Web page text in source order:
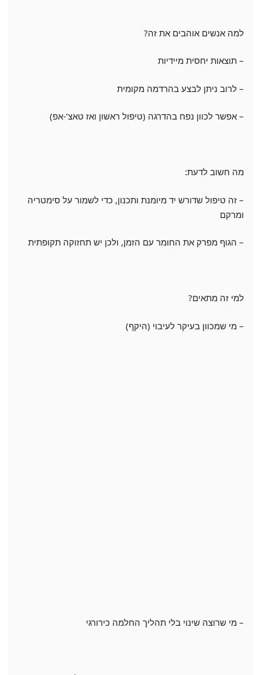
למה אנשים אוהבים את זה?
– תוצאות יחסית מיידיות
– לרוב ניתן לבצע בהרדמה מקומית
– אפשר לכוון נפח בהדרגה (טיפול ראשון ואז טאצ’-אפ)
מה חשוב לדעת:
– זה טיפול שדורש יד מיומנת ותכנון, כדי לשמור על סימטריה
ומרקם
– הגוף מפרק את החומר עם הזמן, ולכן יש תחזוקה תקופתית
למי זה מתאים?
– מי שמכוון בעיקר לעיבוי (היקף)
– מי שרוצה שינוי בלי תהליך החלמה כירורגי